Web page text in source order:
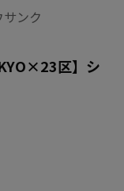
ンク
区】シ